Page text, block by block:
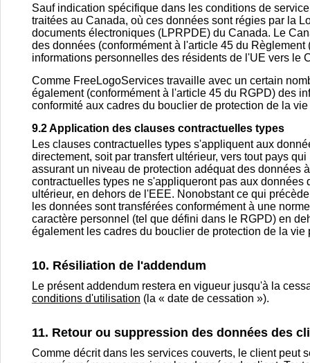
Sauf indication spécifique dans les conditions de
traitées au Canada, où ces données sont régies par la
documents électroniques (LPRPDE) du Canada. Le
des données (conformément à l'article 45 du
informations personnelles des résidents de l'UE vers le
Comme FreeLogoServices travaille avec un certain
également (conformément à l'article 45 du RGPD) des
conformité aux cadres du bouclier de protection de la
9.2 Application des clauses contractuelles types
Les clauses contractuelles types s'appliquent aux
directement, soit par transfert ultérieur, vers tout pays
assurant un niveau de protection adéquat des données
contractuelles types ne s'appliqueront pas aux
ultérieur, en dehors de l'EEE. Nonobstant ce qui
les données sont transférées conformément à une
caractère personnel (tel que défini dans le RGPD) en
également les cadres du bouclier de protection de la
10. Résiliation de l'addendum
Le présent addendum restera en vigueur jusqu'à la
conditions d'utilisation (la « date de cessation »).
11. Retour ou suppression des données des
Comme décrit dans les services couverts, le client peut